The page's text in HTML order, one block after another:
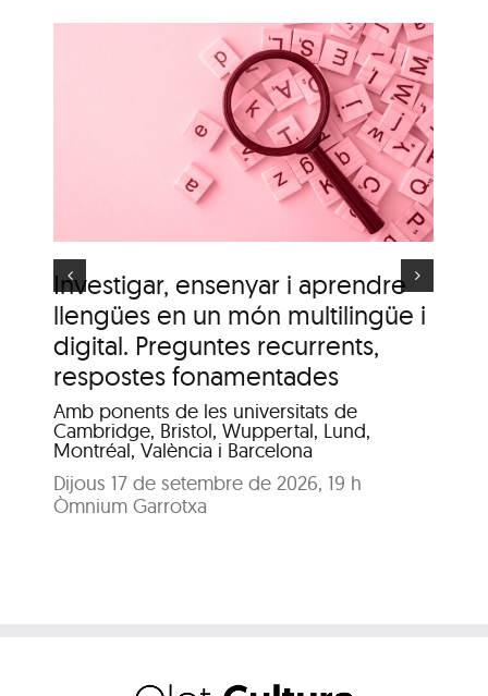
Investigar, ensenyar i aprendre
llengües en un món multilingüe i
digital. Preguntes recurrents,
respostes fonamentades
Amb ponents de les universitats de
Cambridge, Bristol, Wuppertal, Lund,
Montréal, València i Barcelona
Dijous 17 de setembre de 2026, 19 h
Òmnium Garrotxa
Itinerari personal: “El
clima urbà de la ciutat
d’Olot”